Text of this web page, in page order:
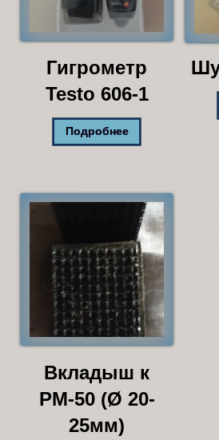
Гигрометр
Testo 606-1
Подробнее
Вкладыш к
РМ-50 (Ø 20-
25мм)